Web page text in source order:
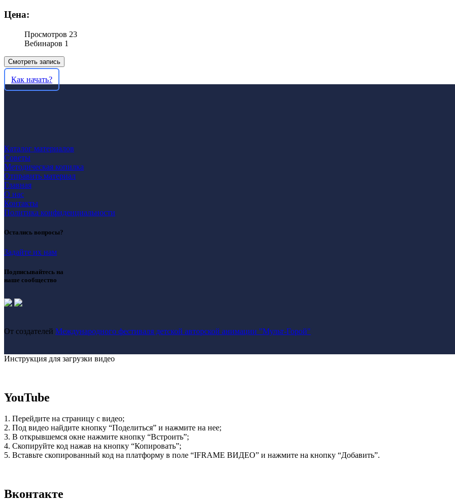
Цена:
Просмотров 23
Вебинаров 1
Смотреть запись
Как начать?
Каталог материалов
Советы
Методическая копилка
Отправить материал
Главная
О нас
Контакты
Политика конфиденциальности
Остались вопросы?
Задайте их нам
Подписывайтесь на
наше сообщество
От создателей Международного фестиваля детской авторской анимации "Мульт-Горой"
Инструкция для загрузки видео
YouTube
1. Перейдите на страницу с видео;
2. Под видео найдите кнопку “Поделиться” и нажмите на нее;
3. В открывшемся окне нажмите кнопку “Встроить”;
4. Скопируйте код нажав на кнопку “Копировать”;
5. Вставьте скопированный код на платформу в поле “IFRAME ВИДЕО” и нажмите на кнопку “Добавить”.
Вконтакте